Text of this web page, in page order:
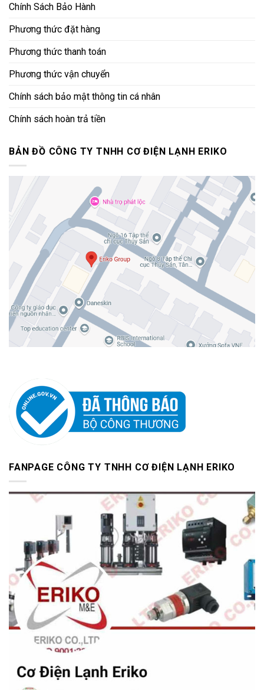
Chính Sách Bảo Hành
Phương thức đặt hàng
Phương thức thanh toán
Phương thức vận chuyển
Chính sách bảo mật thông tin cá nhân
Chính sách hoàn trả tiền
BẢN ĐỒ CÔNG TY TNHH CƠ ĐIỆN LẠNH ERIKO
FANPAGE CÔNG TY TNHH CƠ ĐIỆN LẠNH ERIKO